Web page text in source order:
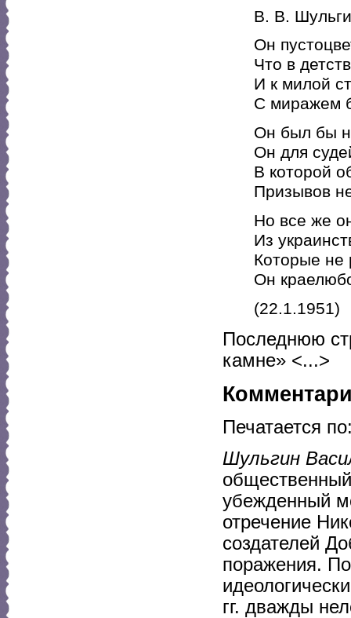
В. В.
Он
Что в
И к милой
С миражем
Он был бы
Он для
В которой
Призывов
Но все же
Из
Которые не
Он
(22.1.1951)
Последнюю
камне» <...>
Печатается
Шульгин
убежденный
отречение
создателей
поражения.
гг. дважды